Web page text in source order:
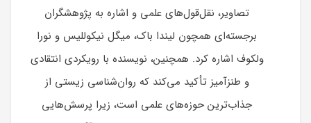
تصاویر، نقل‌قول‌های علمی و اشاره به پژوهشگران
برجسته‌ای همچون لیندا باک، میگل نیکوللیس و نورا
ولکوف اشاره کرد. همچنین، نویسنده با رویکردی انتقادی
و طنزآمیز تأکید می‌کند که روان‌شناسی زیستی از
جذاب‌ترین حوزه‌های علمی است، زیرا پرسش‌هایی